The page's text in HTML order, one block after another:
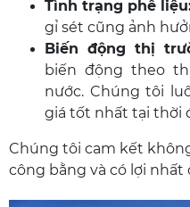
Tình trạng phế
gỉ sét cũng ảnh
Biến động thị
biến động theo
nước. Chúng tôi
giá tốt nhất tại thời
Chúng tôi cam kết
công bằng và có lợi nhất